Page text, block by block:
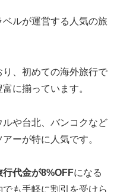
ルが運営する人気の旅
、初めての海外旅行で
に揃っています。
や台北、バンコクなど
ーが特に人気です。
代金が8%OFFになる
も手軽に割引を受けら